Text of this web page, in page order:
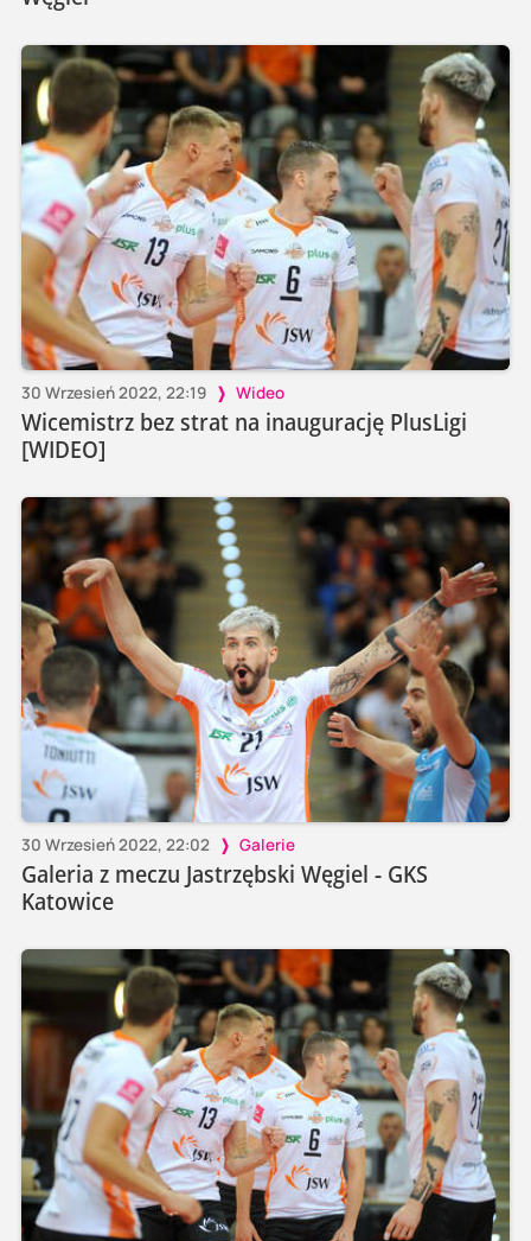
30 Wrzesień 2022, 22:19 Wideo
Wicemistrz bez strat na inaugurację PlusLigi
[WIDEO]
30 Wrzesień 2022, 22:02 Galerie
Galeria z meczu Jastrzębski Węgiel - GKS
Katowice